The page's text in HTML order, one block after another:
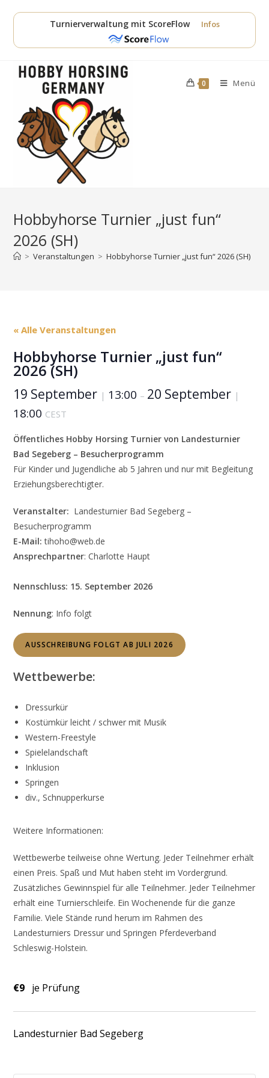
Inhalt
Turnierverwaltung mit ScoreFlow Infos
0 Menü
Hobbyhorse Turnier „just fun“
2026 (SH)
> Veranstaltungen > Hobbyhorse Turnier „just fun“ 2026 (SH)
« Alle Veranstaltungen
Hobbyhorse Turnier „just fun“
2026 (SH)
19 September | 13:00 – 20 September |
18:00 CEST
Öffentliches Hobby Horsing Turnier von Landesturnier
Bad Segeberg – Besucherprogramm
Für Kinder und Jugendliche ab 5 Jahren und nur mit Begleitung
Erziehungsberechtigter.
Veranstalter: Landesturnier Bad Segeberg –
Besucherprogramm
E-Mail:tihoho@web.de
Ansprechpartner: Charlotte Haupt
Nennschluss: 15. September 2026
Nennung: Info folgt
AUSSCHREIBUNG FOLGT AB JULI 2026
Wettbewerbe:
Dressurkür
Kostümkür leicht / schwer mit Musik
Western-Freestyle
Spielelandschaft
Inklusion
Springen
div., Schnupperkurse
Weitere Informationen:
Wettbewerbe teilweise ohne Wertung. Jeder Teilnehmer erhält
einen Preis. Spaß und Mut haben steht im Vordergrund.
Zusätzliches Gewinnspiel für alle Teilnehmer. Jeder Teilnehmer
erhält eine Turnierschleife. Ein Wochenende für die ganze
Familie. Viele Stände rund herum im Rahmen des
Landesturniers Dressur und Springen Pferdeverband
Schleswig-Holstein.
€9 je Prüfung
Landesturnier Bad Segeberg